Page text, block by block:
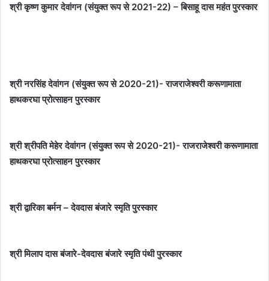
श्री कृष्ण कुमार देवांगन (संयुक्त रूप से 2021-22) – बिसाहू दास महंत पुरस्कार
श्री नरसिंह देवांगन (संयुक्त रूप से 2020-21)- राजराजेश्वरी करूणामाता
हाथकरघा प्रोत्साहन पुरस्कार
श्री श्रीपति मेहेर देवांगन (संयुक्त रूप से 2020-21)- राजराजेश्वरी करूणामाता
हाथकरघा प्रोत्साहन पुरस्कार
श्री द्वारिका बर्मन – देवदास बंजारे स्मृति पुरस्कार
श्री मिलाप दास बंजारे-देवदास बंजारे स्मृति पंथी पुरस्कार